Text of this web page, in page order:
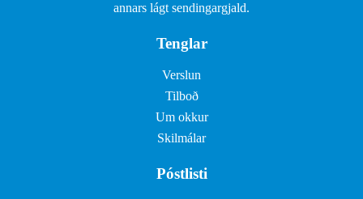
annars lágt sendingargjald.
Tenglar
Verslun
Tilboð
Um okkur
Skilmálar
Póstlisti